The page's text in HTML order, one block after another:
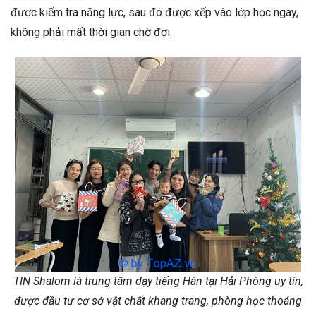
được kiểm tra năng lực, sau đó được xếp vào lớp học ngay,
không phải mất thời gian chờ đợi.
TIN Shalom là trung tâm dạy tiếng Hàn tại Hải Phòng uy tín,
được đầu tư cơ sở vật chất khang trang, phòng học thoáng